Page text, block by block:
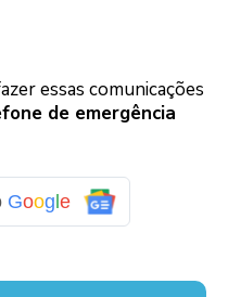
essas comunicações
de emergência
Goog e